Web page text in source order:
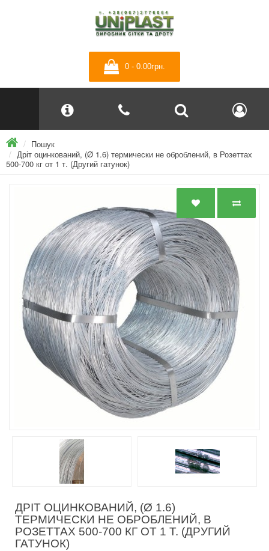
0 - 0.00грн.
Пошук
Дріт оцинкований, (Ø 1.6) термически не оброблений, в Розеттах
500-700 кг от 1 т. (Другий гатунок)
ДРІТ ОЦИНКОВАНИЙ, (Ø 1.6)
ТЕРМИЧЕСКИ НЕ ОБРОБЛЕНИЙ, В
РОЗЕТТАХ 500-700 КГ ОТ 1 Т. (ДРУГИЙ
ГАТУНОК)